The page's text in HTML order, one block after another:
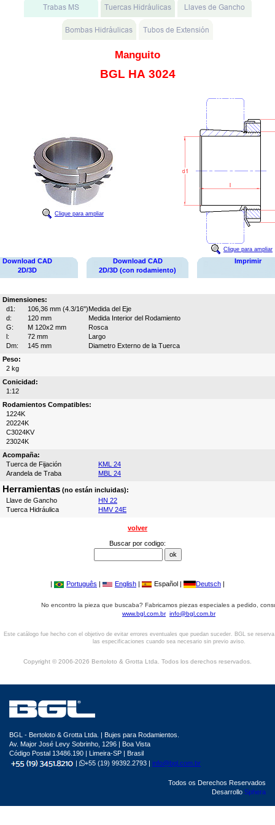
Manguito
BGL HA 3024
Clique para ampliar
Clique para ampliar
Download CAD
2D/3D
Download CAD
2D/3D (con rodamiento)
Imprimir
Dimensiones:
d1:
106,36 mm (4.3/16")Medida del Eje
d:
120 mm
Medida Interior del Rodamiento
G:
M 120x2 mm
Rosca
l:
72 mm
Largo
Dm:
145 mm
Diametro Externo de la Tuerca
Peso:
2 kg
Conicidad:
1:12
Rodamientos Compatibles:
1224K
20224K
C3024KV
23024K
Acompaña:
Tuerca de Fijación
KML 24
Arandela de Traba
MBL 24
Herramientas (no están incluidas):
Llave de Gancho
HN 22
Tuerca Hidráulica
HMV 24E
volver
Buscar por codigo:
| Português | English | Español | Deutsch |
No encontro la pieza que buscaba? Fabricamos piezas especiales a pedido,
www.bgl.com.br info@bgl.com.br
Este catálogo fue hecho con el objetivo de evitar errores eventuales que puedan suceder. BGL se
las especificaciones cuando sea necesario sin previo aviso.
Copyright © 2006-2026 Bertoloto & Grotta Ltda. Todos los derechos reservados.
BGL - Bertoloto & Grotta Ltda. | Bujes para Rodamientos.
Av. Major José Levy Sobrinho, 1296 | Boa Vista
Código Postal 13486.190 | Limeira-SP | Brasil
|
+55 (19) 99392.2793 | info@bgl.com.br
Todos os Derechos Reservados
Desarrollo Sphera